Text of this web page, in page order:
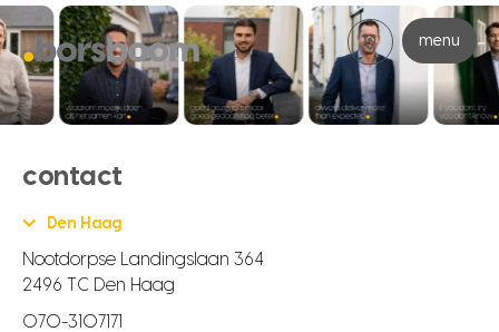
menu
contact
Den Haag
Nootdorpse Landingslaan 364
2496 TC Den Haag
070-3107171